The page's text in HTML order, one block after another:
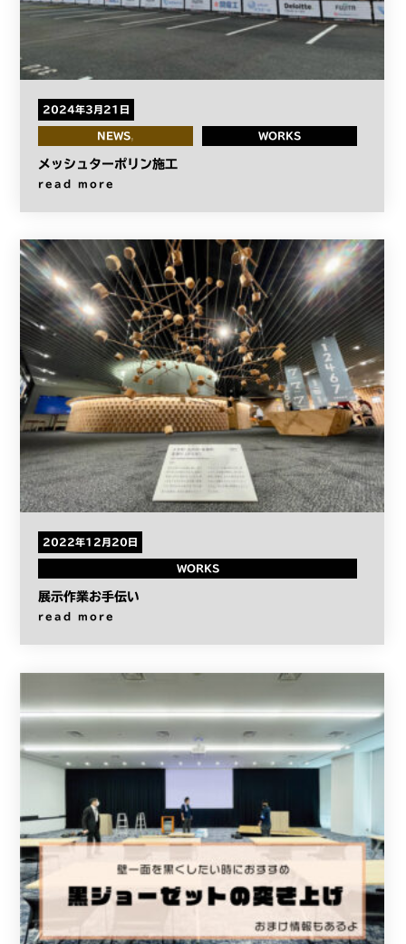
2024年3月21日
NEWS WORKS
メッシュターポリン施工
read more
2022年12月20日
WORKS
展示作業お手伝い
read more